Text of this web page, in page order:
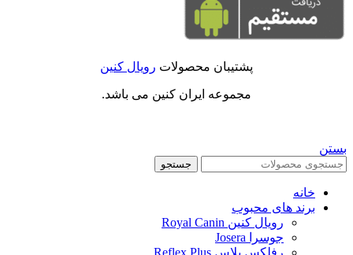
پشتیبان محصولات رویال کنین
مجموعه ایران کنین می باشد.
بستن
جستجو
خانه
برند های محبوب
رویال کنین Royal Canin
جوسرا Josera